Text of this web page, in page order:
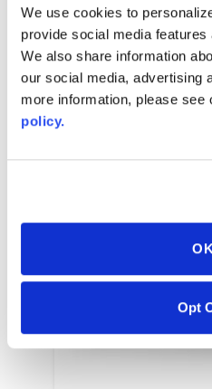
We use cookies to
provide social media
We also share information
our social media, advertising
more information, please see
policy.
OK
Opt